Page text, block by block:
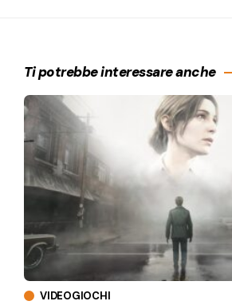
Ti potrebbe interessare anche
VIDEOGIOCHI